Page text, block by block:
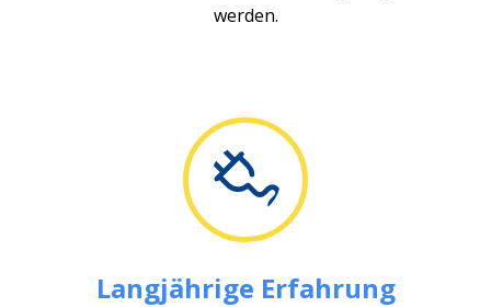
werden.
Langjährige Erfahrung